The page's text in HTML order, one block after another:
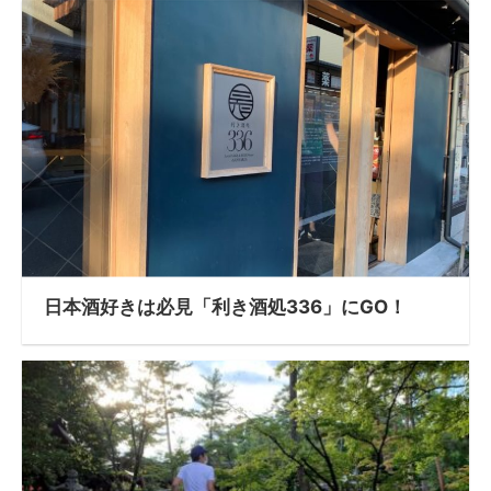
日本酒好きは必見「利き酒処336」にGO！